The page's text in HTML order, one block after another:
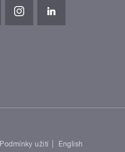
Podmínky užití
English